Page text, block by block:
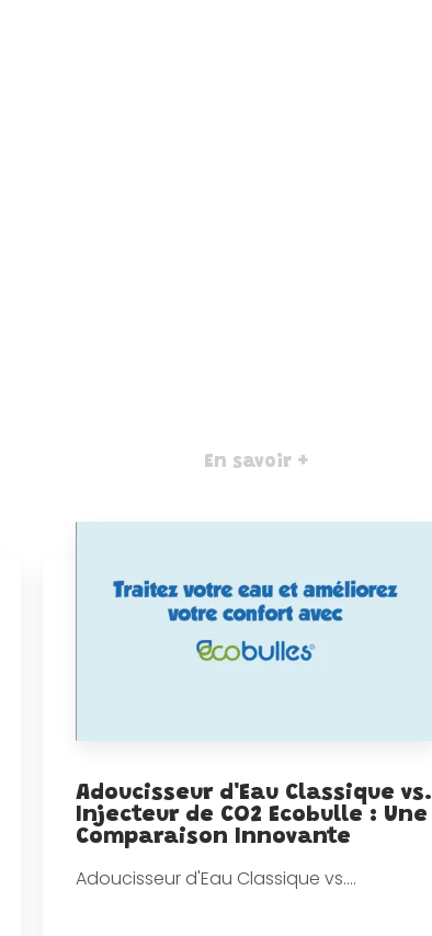
En savoir +
Adoucisseur d'Eau Classique vs.
Injecteur de CO2 Ecobulle : Une
Comparaison Innovante
Adoucisseur d'Eau Classique vs....